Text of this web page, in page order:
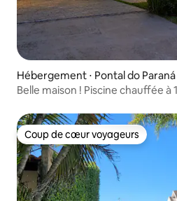
Hébergement ⋅ Pontal do Paraná
Belle maison ! Piscine chauffée à
Coup de cœur voyageurs
Coup de cœur voyageurs